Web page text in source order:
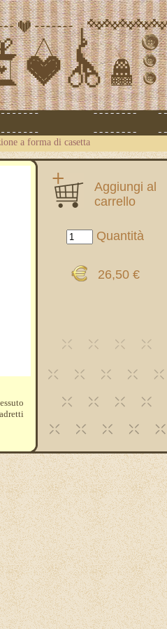
a forma di casetta
Aggiungi al
carrello
Quantità
26,50 €